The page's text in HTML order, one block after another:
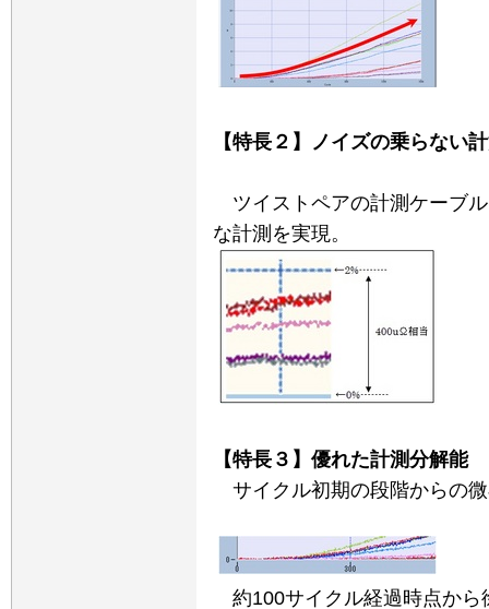
【特長２】ノイズの乗らない
ツイストペアの計測ケーブ
な計測を実現。
【特長３】優れた計測分解能
サイクル初期の段階からの
約100サイクル経過時点か